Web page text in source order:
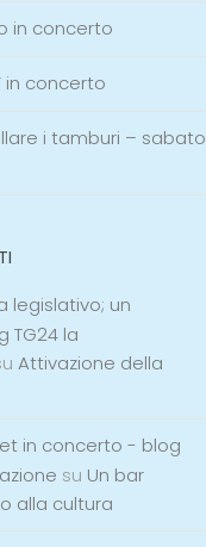
ENEL Luce e Gas
05/2020
in concerto
in concerto
i tamburi – sabato
legislativo; un
TG24 la
Attivazione della
in concerto - blog
su Un bar
alla cultura